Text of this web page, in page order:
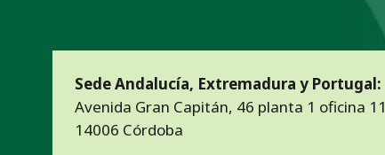
Sede Andalucía, Extremadura y Portugal:
Avenida Gran Capitán, 46 planta 1 oficina 11
14006 Córdoba